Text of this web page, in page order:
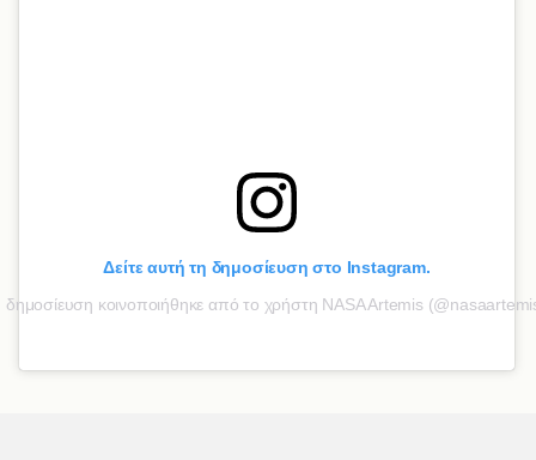
Δείτε αυτή τη δημοσίευση στο Instagram.
δημοσίευση κοινοποιήθηκε από το χρήστη NASA Artemis